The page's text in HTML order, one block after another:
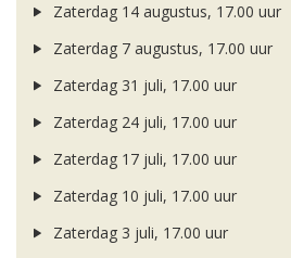
Zaterdag 14 augustus, 17.00 uur
Zaterdag 7 augustus, 17.00 uur
Zaterdag 31 juli, 17.00 uur
Zaterdag 24 juli, 17.00 uur
Zaterdag 17 juli, 17.00 uur
Zaterdag 10 juli, 17.00 uur
Zaterdag 3 juli, 17.00 uur